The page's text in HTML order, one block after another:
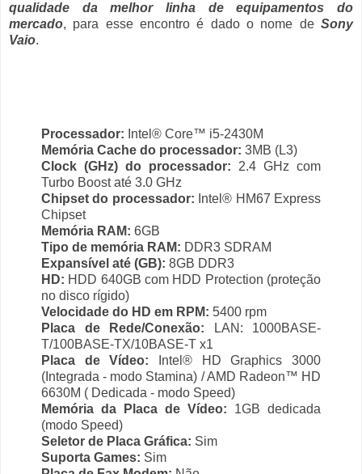
qualidade da melhor linha de equipamentos do
mercado, para esse encontro é dado o nome de Sony
Vaio.
Processador: Intel® Core™ i5-2430M
Memória Cache do processador: 3MB (L3)
Clock (GHz) do processador: 2.4 GHz com
Turbo Boost até 3.0 GHz
Chipset do processador: Intel® HM67 Express
Chipset
Memória RAM: 6GB
Tipo de memória RAM: DDR3 SDRAM
Expansível até (GB): 8GB DDR3
HD: HDD 640GB com HDD Protection (proteção
no disco rígido)
Velocidade do HD em RPM: 5400 rpm
Placa de Rede/Conexão: LAN: 1000BASE-
T/100BASE-TX/10BASE-T x1
Placa de Vídeo: Intel® HD Graphics 3000
(Integrada - modo Stamina) / AMD Radeon™ HD
6630M ( Dedicada - modo Speed)
Memória da Placa de Vídeo: 1GB dedicada
(modo Speed)
Seletor de Placa Gráfica: Sim
Suporta Games: Sim